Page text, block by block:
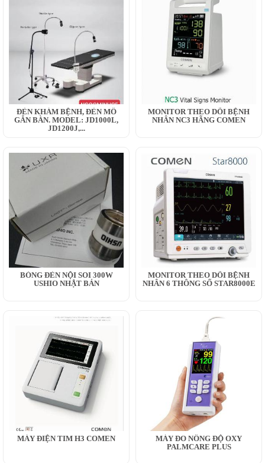
ĐÈN KHÁM BỆNH, ĐÈN MỔ
GẮN BÀN. MODEL: JD1000L,
JD1200J,...
MONITOR THEO DÕI BỆNH
NHÂN NC3 HÃNG COMEN
BÓNG ĐÈN NỘI SOI 300W
USHIO NHẬT BẢN
MONITOR THEO DÕI BỆNH
NHÂN 6 THÔNG SỐ STAR8000E
MÁY ĐIỆN TIM H3 COMEN
MÁY ĐO NỒNG ĐỘ OXY
PALMCARE PLUS